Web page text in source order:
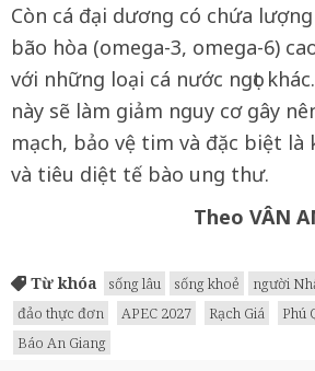
Còn cá đại dương có chứa
bão hòa (omega-3, omega-6)
với những loại cá nước ngọt
này sẽ làm giảm nguy cơ gây
mạch, bảo vệ tim và đặc biệt là
và tiêu diệt tế bào ung thư.
Theo VÂN
Từ khóa sống lâu sống khoẻ người
đảo thực đơn
APEC 2027 Rạch Giá Phú
Báo An Giang